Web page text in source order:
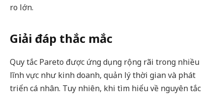
ro lớn.
Giải đáp thắc mắc
Quy tắc Pareto được ứng dụng rộng rãi trong nhiều
lĩnh vực như kinh doanh, quản lý thời gian và phát
triển cá nhân. Tuy nhiên, khi tìm hiểu về nguyên tắc